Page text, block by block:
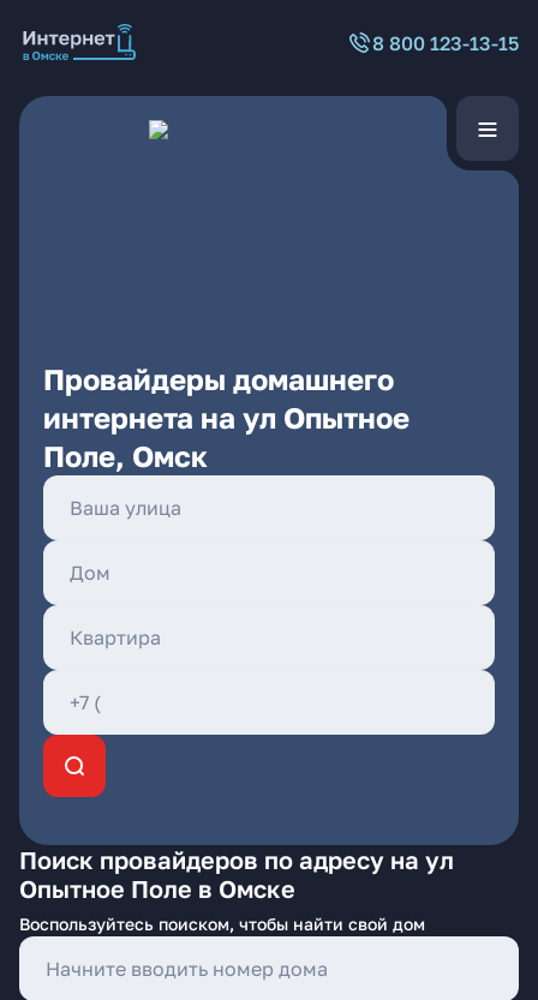
8 800 123-13-15
Провайдеры домашнего
интернета на ул Опытное
Поле, Омск
Поиск провайдеров по адресу на ул
Опытное Поле в Омске
Воспользуйтесь поиском, чтобы найти свой дом